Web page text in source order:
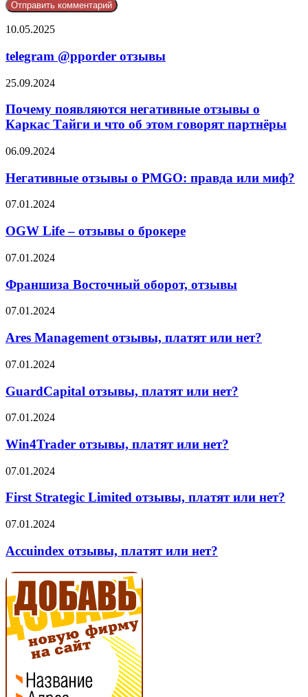
telegram
отзывы
10.05.2025
telegram @pporder отзывы
Почему
негативные
отзывы
о
Тайги
что
этом
партнёры
25.09.2024
Почему появляются негативные отзывы о
Каркас Тайги и что об этом говорят партнёры
Негативные
о
PMGO:
правда
миф?
06.09.2024
Негативные отзывы о PMGO: правда или миф?
OGW
–
о
07.01.2024
OGW Life – отзывы о брокере
Франшиза
оборот,
отзывы
07.01.2024
Франшиза Восточный оборот, отзывы
Ares
отзывы,
платят
или
нет?
07.01.2024
Ares Management отзывы, платят или нет?
GuardCapital
платят
или
нет?
07.01.2024
GuardCapital отзывы, платят или нет?
Win4Trader
платят
или
нет?
07.01.2024
Win4Trader отзывы, платят или нет?
First
Limited
платят
нет?
07.01.2024
First Strategic Limited отзывы, платят или нет?
Accuindex
платят
или
нет?
07.01.2024
Accuindex отзывы, платят или нет?